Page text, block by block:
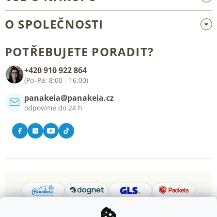
Velkoobchod a spolupráce
Všeobecné obchodní podmínky
O SPOLEČNOSTI
Kontakt
POTŘEBUJETE PORADIT?
+420 910 922 864
(Po–Pá: 8:00 - 16:00)
panakeia@panakeia.cz
odpovíme do 24 h